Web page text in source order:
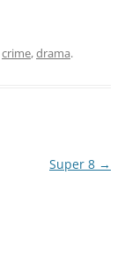
crime,drama.
Super 8 →